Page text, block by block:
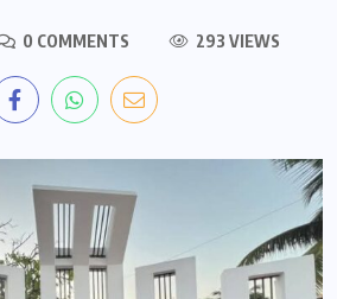
0 COMMENTS 293 VIEWS